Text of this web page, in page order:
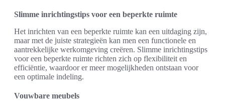
Slimme inrichtingstips voor een beperkte ruimte
Het inrichten van een beperkte ruimte kan een uitdaging zijn,
maar met de juiste strategieën kan men een functionele en
aantrekkelijke werkomgeving creëren. Slimme inrichtingstips
voor een beperkte ruimte richten zich op flexibiliteit en
efficiëntie, waardoor er meer mogelijkheden ontstaan voor
een optimale indeling.
Vouwbare meubels